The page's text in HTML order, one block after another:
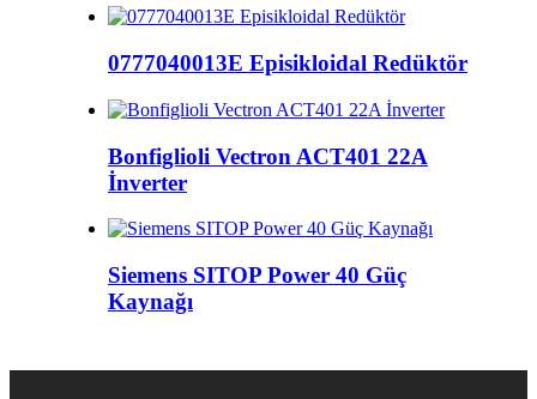
0777040013E Episikloidal Redüktör
Bonfiglioli Vectron ACT401 22A
İnverter
Siemens SITOP Power 40 Güç
Kaynağı